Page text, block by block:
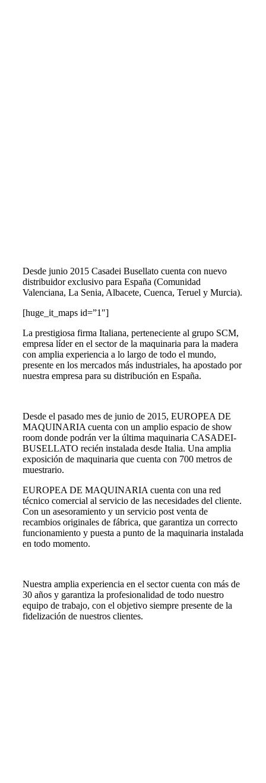
Desde junio 2015 Casadei Busellato cuenta con nuevo
distribuidor exclusivo para España (Comunidad
Valenciana, La Senia, Albacete, Cuenca, Teruel y Murcia).
[huge_it_maps id=”1″]
La prestigiosa firma Italiana, perteneciente al grupo SCM,
empresa líder en el sector de la maquinaria para la madera
con amplia experiencia a lo largo de todo el mundo,
presente en los mercados más industriales, ha apostado por
nuestra empresa para su distribución en España.
Desde el pasado mes de junio de 2015, EUROPEA DE
MAQUINARIA cuenta con un amplio espacio de show
room donde podrán ver la última maquinaria CASADEI-
BUSELLATO recién instalada desde Italia. Una amplia
exposición de maquinaria que cuenta con 700 metros de
muestrario.
EUROPEA DE MAQUINARIA cuenta con una red
técnico comercial al servicio de las necesidades del cliente.
Con un asesoramiento y un servicio post venta de
recambios originales de fábrica, que garantiza un correcto
funcionamiento y puesta a punto de la maquinaria instalada
en todo momento.
Nuestra amplia experiencia en el sector cuenta con más de
30 años y garantiza la profesionalidad de todo nuestro
equipo de trabajo, con el objetivo siempre presente de la
fidelización de nuestros clientes.